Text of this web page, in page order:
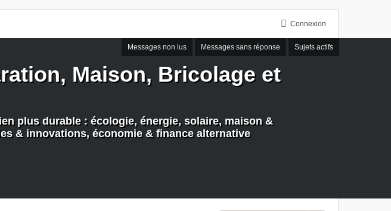
Connexion
Messages non lus Messages sans réponse Sujets actifs
Maison, Bricolage et
plus durable : écologie, énergie, solaire, maison &
& innovations, économie & finance alternative